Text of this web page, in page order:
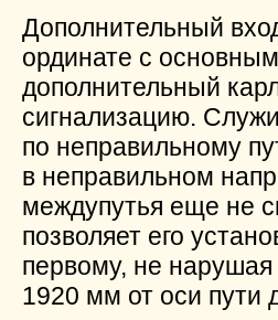
Дополнительный
ординате с
дополнительный
сигнализацию.
по неправильному
в неправильном
междупутья еще не
позволяет его
первому, не нарушая
1920 мм от оси пути